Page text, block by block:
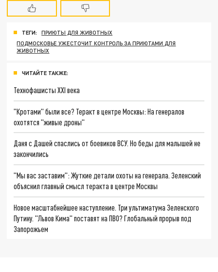
ТЕГИ:
ПРИЮТЫ ДЛЯ ЖИВОТНЫХ
ПОДМОСКОВЬЕ УЖЕСТОЧИТ КОНТРОЛЬ ЗА ПРИЮТАМИ ДЛЯ
ЖИВОТНЫХ
ЧИТАЙТЕ ТАКЖЕ:
Технофашисты XXI века
"Кротами" были все? Теракт в центре Москвы: На генералов
охотятся "живые дроны"
Даня с Дашей спаслись от боевиков ВСУ. Но беды для малышей не
закончились
"Мы вас заставим": Жуткие детали охоты на генерала. Зеленский
объяснил главный смысл теракта в центре Москвы
Новое масштабнейшее наступление. Три ультиматума Зеленского
Путину. "Львов Кима" поставят на ПВО? Глобальный прорыв под
Запорожьем